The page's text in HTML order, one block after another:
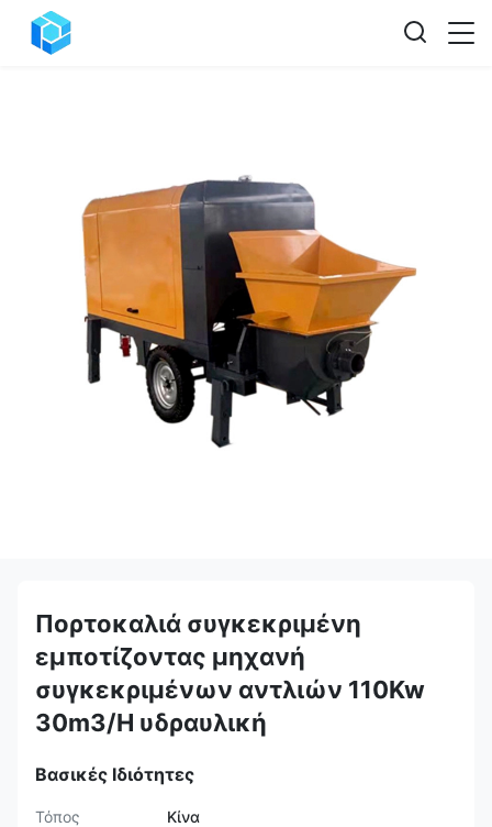
Πορτοκαλιά συγκεκριμένη
εμποτίζοντας μηχανή
συγκεκριμένων αντλιών 110Kw
30m3/H υδραυλική
Βασικές Ιδιότητες
Τόπος
Κίνα